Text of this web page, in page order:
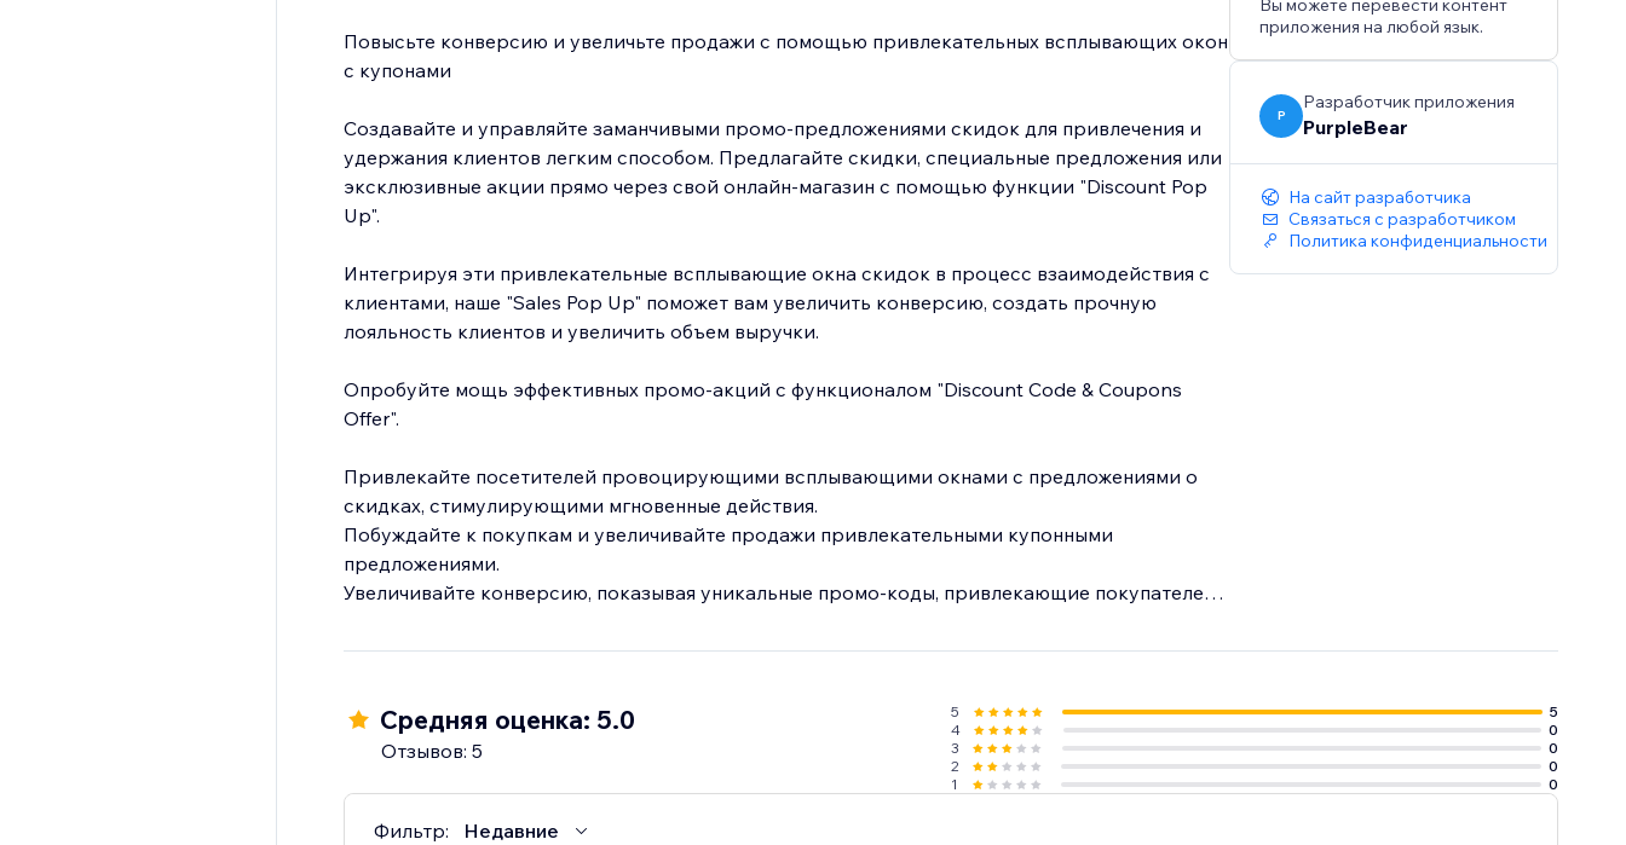
Повысьте конверсию и увеличьте продажи с помощью привлекательных всплывающих окон
с купонами
Создавайте и управляйте заманчивыми промо-предложениями скидок для привлечения и
удержания клиентов легким способом. Предлагайте скидки, специальные предложения или
эксклюзивные акции прямо через свой онлайн-магазин с помощью функции "Discount Pop
Up".
Интегрируя эти привлекательные всплывающие окна скидок в процесс взаимодействия с
клиентами, наше "Sales Pop Up" поможет вам увеличить конверсию, создать прочную
лояльность клиентов и увеличить объем выручки.
Опробуйте мощь эффективных промо-акций с функционалом "Discount Code & Coupons
Offer".
Привлекайте посетителей провоцирующими всплывающими окнами с предложениями о
скидках, стимулирующими мгновенные действия.
Побуждайте к покупкам и увеличивайте продажи привлекательными купонными
предложениями.
Увеличивайте конверсию, показывая уникальные промо-коды, привлекающие покупателей.
растет.
Вы можете перевести контент
приложения на любой язык.
P
Разработчик приложения
PurpleBear
На сайт разработчика
Связаться с разработчиком
Политика конфиденциальности
Средняя оценка: 5.0
Отзывов: 5
5
5
4
0
3
0
2
0
1
0
Фильтр: Недавние